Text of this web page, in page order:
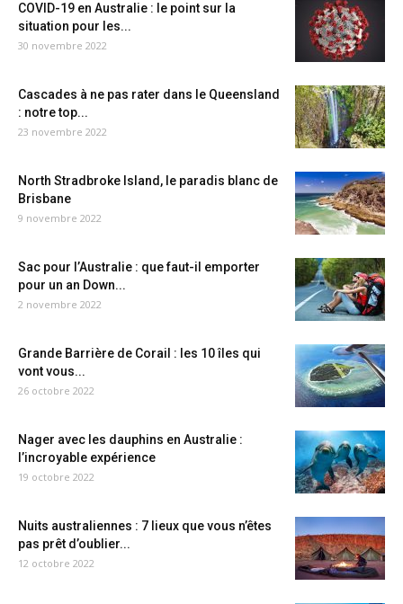
COVID-19 en Australie : le point sur la
situation pour les...
30 novembre 2022
Cascades à ne pas rater dans le Queensland
: notre top...
23 novembre 2022
North Stradbroke Island, le paradis blanc de
Brisbane
9 novembre 2022
Sac pour l’Australie : que faut-il emporter
pour un an Down...
2 novembre 2022
Grande Barrière de Corail : les 10 îles qui
vont vous...
26 octobre 2022
Nager avec les dauphins en Australie :
l’incroyable expérience
19 octobre 2022
Nuits australiennes : 7 lieux que vous n’êtes
pas prêt d’oublier...
12 octobre 2022